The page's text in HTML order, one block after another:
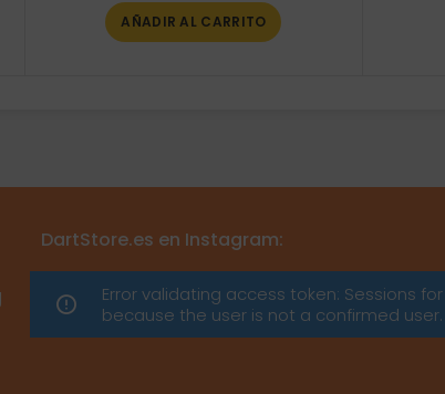
AÑADIR AL CARRITO
DartStore.es en Instagram:
Error validating access token: Sessions
because the user is not a confirmed user.